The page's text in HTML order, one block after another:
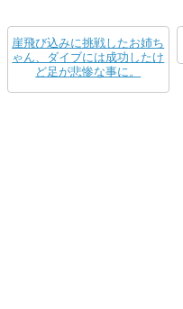
崖飛び込みに挑戦したお姉ち
ゃん、ダイブには成功したけ
ど足が悲惨な事に。